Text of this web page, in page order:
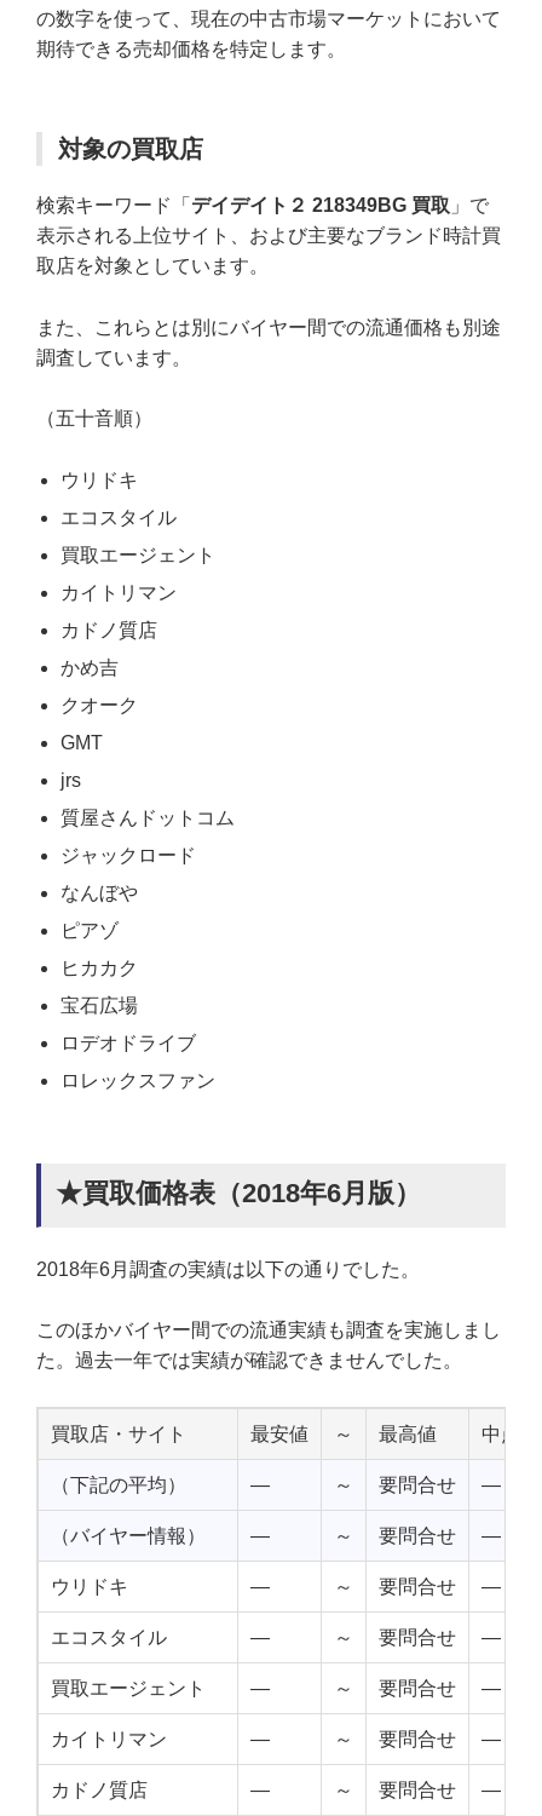
の数字を使って、現在の中古市場マーケットにおいて
期待できる売却価格を特定します。
対象の買取店
検索キーワード「 デイデイト２ 218349BG 買取 」で
表示される上位サイト、および主要なブランド時計買
取店を対象としています。
また、これらとは別にバイヤー間での流通価格も別途
調査しています。
（五十音順）
ウリドキ
エコスタイル
買取エージェント
カイトリマン
カドノ質店
かめ吉
クオーク
GMT
jrs
質屋さんドットコム
ジャックロード
なんぼや
ピアゾ
ヒカカク
宝石広場
ロデオドライブ
ロレックスファン
★買取価格表（2018年6月版）
2018年6月調査の実績は以下の通りでした。
このほかバイヤー間での流通実績も調査を実施しまし
た。過去一年では実績が確認できませんでした。
買取店・サイト 最安値 ～ 最高値 中点値
（下記の平均） — ～ 要問合せ —
（バイヤー情報） — ～ 要問合せ —
ウリドキ — ～ 要問合せ —
エコスタイル — ～ 要問合せ —
買取エージェント — ～ 要問合せ —
カイトリマン — ～ 要問合せ —
カドノ質店 — ～ 要問合せ —